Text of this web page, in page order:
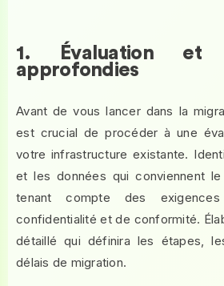
1. Évaluation et
approfondies
Avant de vous lancer dans la
est crucial de procéder à une
votre infrastructure existante.
et les données qui conviennent
tenant compte des
confidentialité et de conformité.
détaillé qui définira les étapes,
délais de migration.